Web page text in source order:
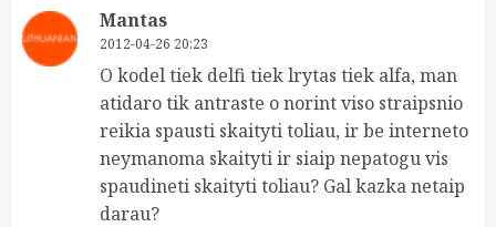
Mantas
2012-04-26 20:23
O kodel tiek delfi tiek lrytas tiek alfa, man
atidaro tik antraste o norint viso straipsnio
reikia spausti skaityti toliau, ir be interneto
neymanoma skaityti ir siaip nepatogu vis
spaudineti skaityti toliau? Gal kazka netaip
darau?